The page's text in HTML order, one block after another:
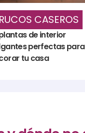
CASEROS
de interior
perfectas para
tu casa